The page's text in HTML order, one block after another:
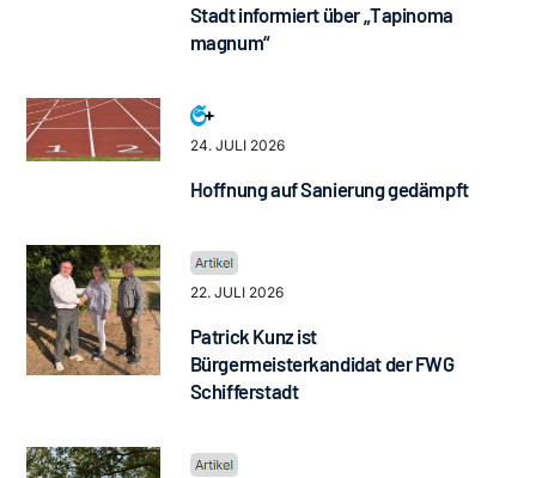
Stadt informiert über „Tapinoma
magnum“
24. JULI 2026
Hoffnung auf Sanierung gedämpft
22. JULI 2026
Patrick Kunz ist
Bürgermeisterkandidat der FWG
Schifferstadt